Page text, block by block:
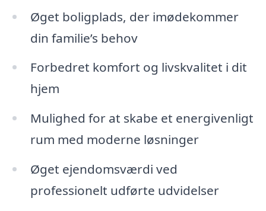
Øget boligplads, der imødekommer
din familie’s behov
Forbedret komfort og livskvalitet i dit
hjem
Mulighed for at skabe et energivenligt
rum med moderne løsninger
Øget ejendomsværdi ved
professionelt udførte udvidelser